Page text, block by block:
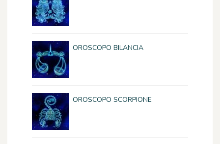
OROSCOPO BILANCIA
OROSCOPO SCORPIONE